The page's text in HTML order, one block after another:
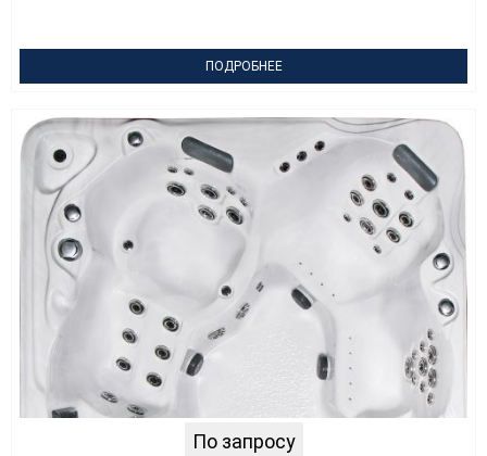
ПОДРОБНЕЕ
По запросу